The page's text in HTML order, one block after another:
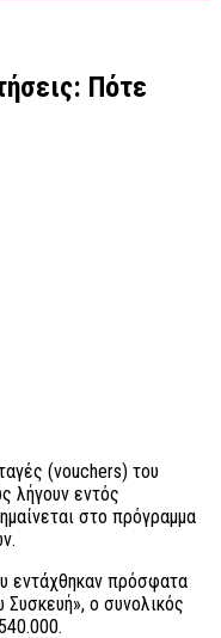
Πότε
(vouchers) του
λήγουν εντός
στο πρόγραμμα
εντάχθηκαν πρόσφατα
ο συνολικός